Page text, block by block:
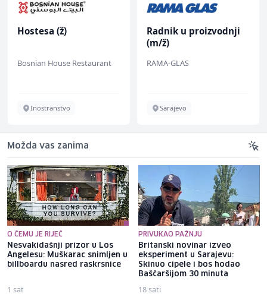
Hostesa (ž)
Bosnian House Restaurant
Inostranstvo
Radnik u proizvodnji
(m/ž)
RAMA-GLAS
Sarajevo
Možda vas zanima
O ČEMU JE RIJEČ
Nesvakidašnji prizor u Los
Angelesu: Muškarac snimljen u
billboardu nasred raskrsnice
1 sat
PRIVUKAO PAŽNJU
Britanski novinar izveo
eksperiment u Sarajevu:
Skinuo cipele i bos hodao
Baščaršijom 30 minuta
18 sati